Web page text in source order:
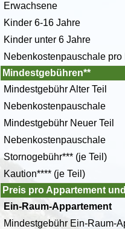
Erwachsene
Kinder 6-16 Jahre
Kinder unter 6 Jahre
Nebenkostenpauschale pro
Mindestgebühren**
Mindestgebühr Alter Teil
Nebenkostenpauschale
Mindestgebühr Neuer Teil
Nebenkostenpauschale
Stornogebühr*** (je Teil)
Kaution**** (je Teil)
Preis pro Appartement
Ein-Raum-Appartement
Mindestgebühr Ein-Raum-